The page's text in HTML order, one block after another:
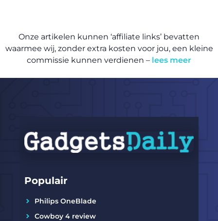
Onze artikelen kunnen ‘affiliate links’ bevatten
waarmee wij, zonder extra kosten voor jou, een kleine
commissie kunnen verdienen – lees meer
Populair
Philips OneBlade
Cowboy 4 review